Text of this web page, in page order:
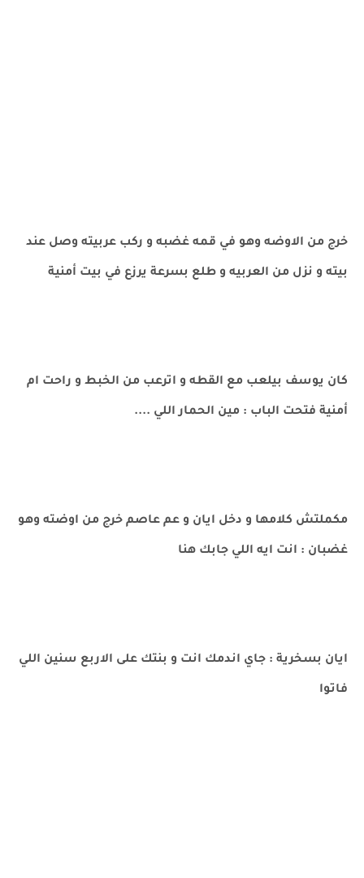
خرج من الاوضه وهو في قمه غضبه و ركب عربيته وصل عند
بيته و نزل من العربيه و طلع بسرعة يرزع في بيت أمنية
كان يوسف بيلعب مع القطه و اترعب من الخبط و راحت ام
أمنية فتحت الباب : مين الحمار اللي ....
مكملتش كلامها و دخل ايان و عم عاصم خرج من اوضته وهو
غضبان : انت ايه اللي جابك هنا
ايان بسخرية : جاي اندمك انت و بنتك على الاربع سنين اللي
فاتوا